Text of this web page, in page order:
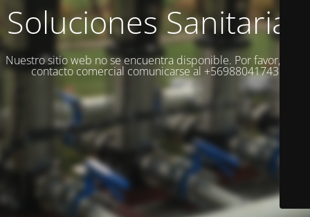
Soluciones Sanitarias
Nuestro sitio web no se encuentra disponible. Por favor, para
contacto comercial comunicarse al +56988041743